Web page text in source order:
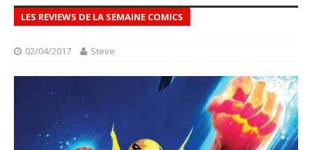
LES REVIEWS DE LA SEMAINE COMICS
02/04/2017 Steve